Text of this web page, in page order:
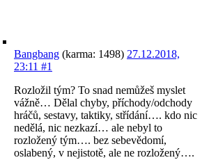
Bangbang (karma: 1498) 27.12.2018,
23:11 #1
Rozložil tým? To snad nemůžeš myslet
vážně… Dělal chyby, příchody/odchody
hráčů, sestavy, taktiky, střídání…. kdo nic
nedělá, nic nezkazí… ale nebyl to
rozložený tým…. bez sebevědomí,
oslabený, v nejistotě, ale ne rozložený….